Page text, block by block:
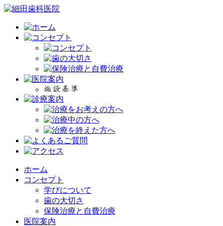
ホーム
コンセプト
学びについて
歯の大切さ
保険治療と自費治療
医院案内